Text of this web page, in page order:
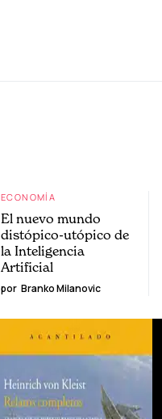
ECONOMÍA
El nuevo mundo
distópico-utópico de
la Inteligencia
Artificial
por Branko Milanovic